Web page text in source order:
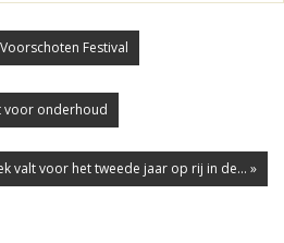
Voorschoten Festival
voor onderhoud
valt voor het tweede jaar op rij in de... »